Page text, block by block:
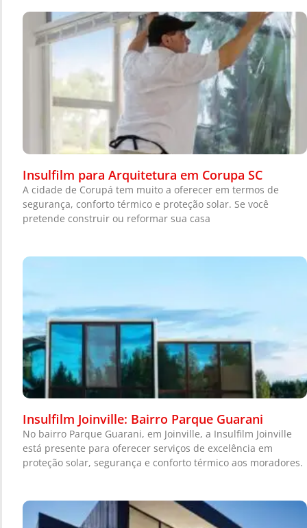
Insulfilm para Arquitetura em Corupa SC
A cidade de Corupá tem muito a oferecer em termos de
segurança, conforto térmico e proteção solar. Se você
pretende construir ou reformar sua casa
Insulfilm Joinville: Bairro Parque Guarani
No bairro Parque Guarani, em Joinville, a Insulfilm Joinville
está presente para oferecer serviços de excelência em
proteção solar, segurança e conforto térmico aos moradores.